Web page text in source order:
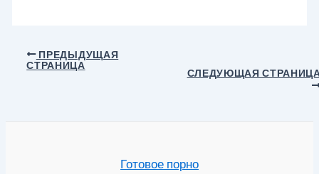
Навигация
ПРЕДЫДУЩАЯ
СТРАНИЦА
СЛЕДУЮЩАЯ
Готовое порно